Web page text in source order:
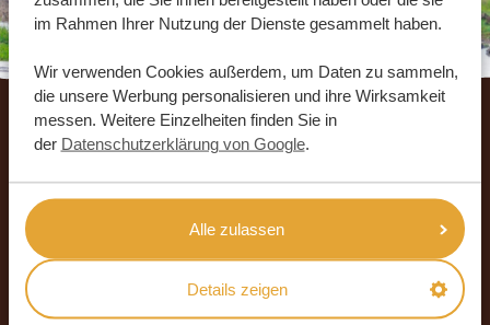
im Rahmen Ihrer Nutzung der Dienste gesammelt haben.
Wir verwenden Cookies außerdem, um Daten zu sammeln,
die unsere Werbung personalisieren und ihre Wirksamkeit
messen. Weitere Einzelheiten finden Sie in
der Datenschutzerklärung von Google.
Alle zulassen
Details zeigen
Footer
UNSERE GÄSTE EMPFEHLEN AFRIKA
MEHR LESEN